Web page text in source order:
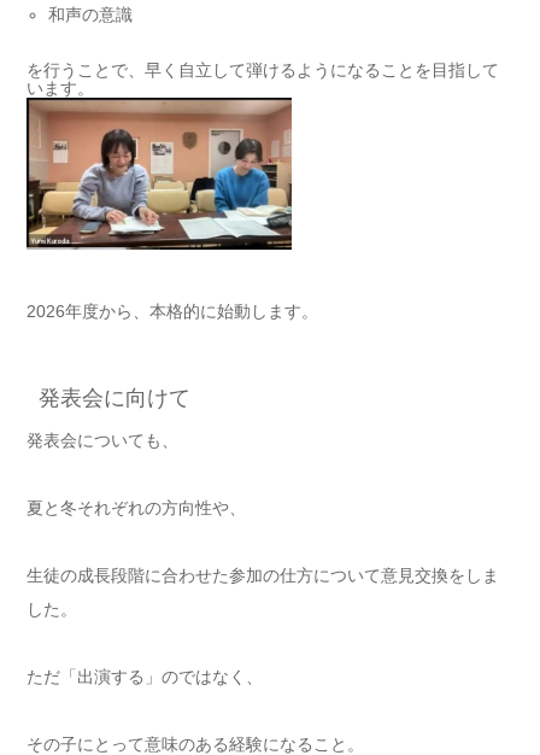
和声の意識
を行うことで、早く自立して弾けるようになることを目指して
います。
2026年度から、本格的に始動します。
発表会に向けて
発表会についても、
夏と冬それぞれの方向性や、
生徒の成長段階に合わせた参加の仕方について意見交換をしま
した。
ただ「出演する」のではなく、
その子にとって意味のある経験になること。